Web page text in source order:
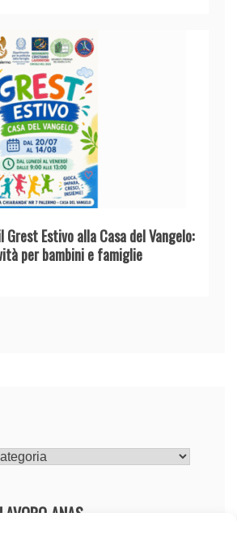
Grest Estivo alla Casa del Vangelo:
per bambini e famiglie
ANAS